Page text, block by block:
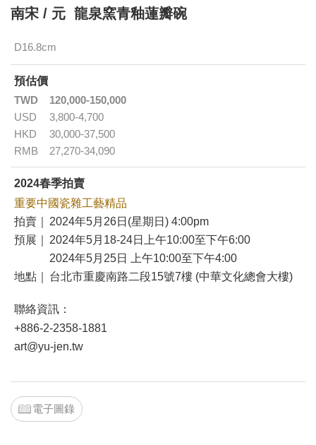
南宋 / 元 龍泉窯青釉蓮瓣碗
D16.8cm
預估價
TWD
120,000-150,000
USD
3,800-4,700
HKD
30,000-37,500
RMB
27,270-34,090
2024春季拍賣
重要中國瓷雜工藝精品
拍賣｜
2024年5月26日(星期日) 4:00pm
預展｜
2024年5月18-24日上午10:00至下午6:00
2024年5月25日 上午10:00至下午4:00
地點｜
台北市重慶南路二段15號7樓 (中華文化總會大樓)
聯絡資訊：
+886-2-2358-1881
art@yu-jen.tw
電子圖錄